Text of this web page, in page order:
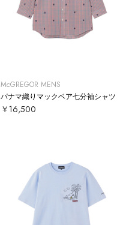
McGREGOR MENS
パナマ織りマックベア七分袖シャツ
￥16,500